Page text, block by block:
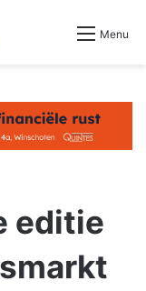
Menu
editie